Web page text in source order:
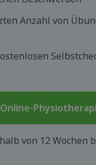
Anzahl von
von 12 Wochen